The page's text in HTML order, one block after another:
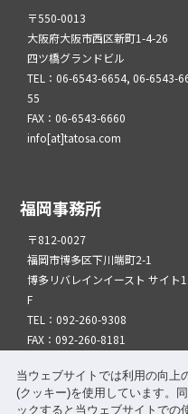
当ウェブサイトでは利用の向上
(クッキー)を使用しています。
ックすると当ウェブサイトでの
〒550-0013
大阪府大阪市西区新町1-4-26
四ツ橋グランドビル
TEL：06-6543-6654, 06-6543-
55
FAX：06-6543-6660
info[at]tatosa.com
福岡事務所
〒812-0027
福岡市博多区下川端町2-1
博多リバレインイースト サイト
F
TEL：092-260-9308
FAX：092-260-8181